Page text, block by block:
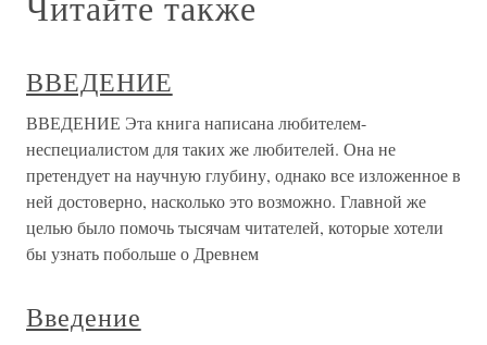
ВВЕДЕНИЕ
ВВЕДЕНИЕ Эта книга написана любителем-
неспециалистом для таких же любителей. Она не
претендует на научную глубину, однако все изложенное в
ней достоверно, насколько это возможно. Главной же
целью было помочь тысячам читателей, которые хотели
бы узнать побольше о Древнем
Введение